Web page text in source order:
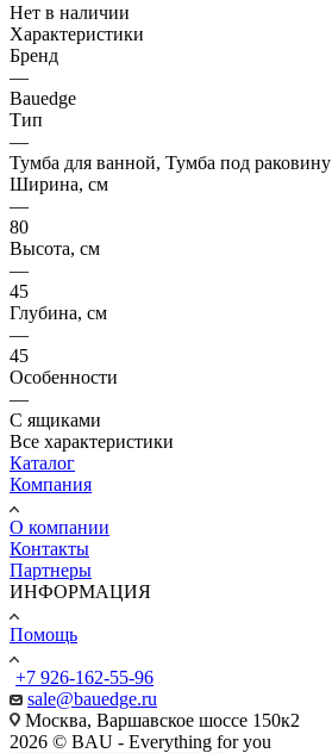
Нет в наличии
Характеристики
Бренд
—
Bauedge
Тип
—
Тумба для ванной, Тумба под раковину
Ширина, см
—
80
Высота, см
—
45
Глубина, см
—
45
Особенности
—
С ящиками
Все характеристики
Каталог
Компания
О компании
Контакты
Партнеры
ИНФОРМАЦИЯ
Помощь
+7 926-162-55-96
sale@bauedge.ru
Москва, Варшавское шоссе 150к2
2026 © BAU - Everything for you